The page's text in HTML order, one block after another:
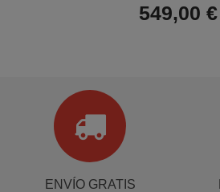
549,00 €
ENVÍO GRATIS